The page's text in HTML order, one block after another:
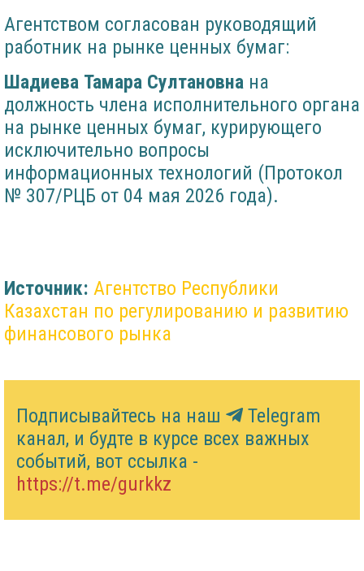
Агентством согласован руководящий
работник на рынке ценных бумаг:
Шадиева Тамара Султановна на
должность члена исполнительного органа
на рынке ценных бумаг, курирующего
исключительно вопросы
информационных технологий (Протокол
№ 307/РЦБ от 04 мая 2026 года).
Источник: Агентство Республики
Казахстан по регулированию и развитию
финансового рынка
Подписывайтесь на наш
Telegram
канал, и будте в курсе всех важных
событий, вот ссылка -
https://t.me/gurkkz